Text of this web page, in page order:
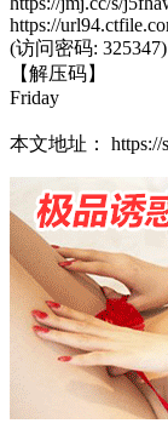
https://
(访问密码: 325347)
【解压码】
Friday
本文地址： https://